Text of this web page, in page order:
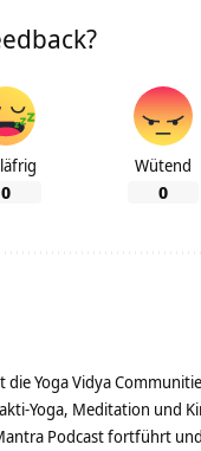
0
Wütend
0
die Yoga Vidya
Yoga, Meditation und
Podcast fortführt